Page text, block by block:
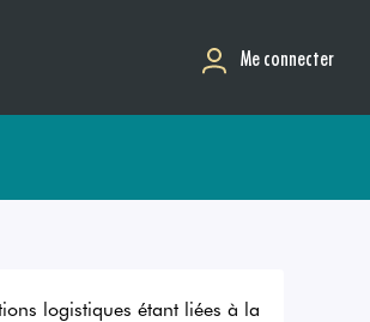
Me connecter
logistiques étant liées à la